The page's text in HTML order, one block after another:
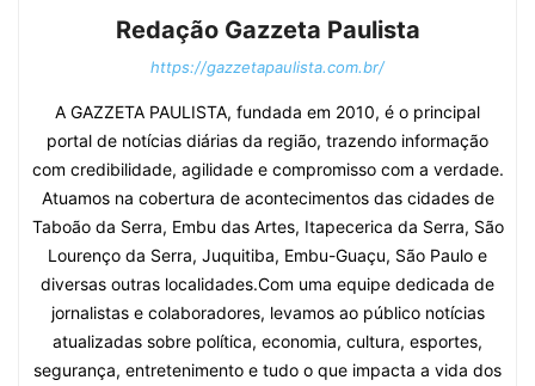
Redação Gazzeta Paulista
https://gazzetapaulista.com.br/
A GAZZETA PAULISTA, fundada em 2010, é o principal
portal de notícias diárias da região, trazendo informação
com credibilidade, agilidade e compromisso com a verdade.
Atuamos na cobertura de acontecimentos das cidades de
Taboão da Serra, Embu das Artes, Itapecerica da Serra, São
Lourenço da Serra, Juquitiba, Embu-Guaçu, São Paulo e
diversas outras localidades.Com uma equipe dedicada de
jornalistas e colaboradores, levamos ao público notícias
atualizadas sobre política, economia, cultura, esportes,
segurança, entretenimento e tudo o que impacta a vida dos